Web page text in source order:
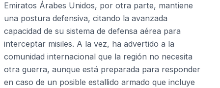
Emiratos Árabes Unidos, por otra parte, mantiene
una postura defensiva, citando la avanzada
capacidad de su sistema de defensa aérea para
interceptar misiles. A la vez, ha advertido a la
comunidad internacional que la región no necesita
otra guerra, aunque está preparada para responder
en caso de un posible estallido armado que incluye